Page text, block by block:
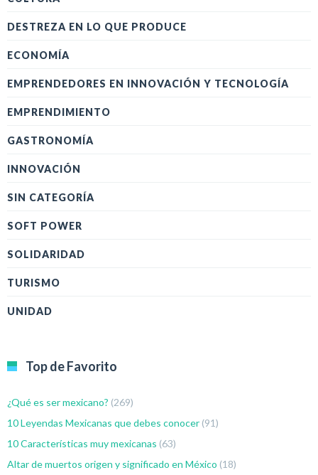
DESTREZA EN LO QUE PRODUCE
ECONOMÍA
EMPRENDEDORES EN INNOVACIÓN Y TECNOLOGÍA
EMPRENDIMIENTO
GASTRONOMÍA
INNOVACIÓN
SIN CATEGORÍA
SOFT POWER
SOLIDARIDAD
TURISMO
UNIDAD
Top de Favorito
¿Qué es ser mexicano? (269)
10 Leyendas Mexicanas que debes conocer (91)
10 Características muy mexicanas (63)
Altar de muertos origen y significado en México (18)